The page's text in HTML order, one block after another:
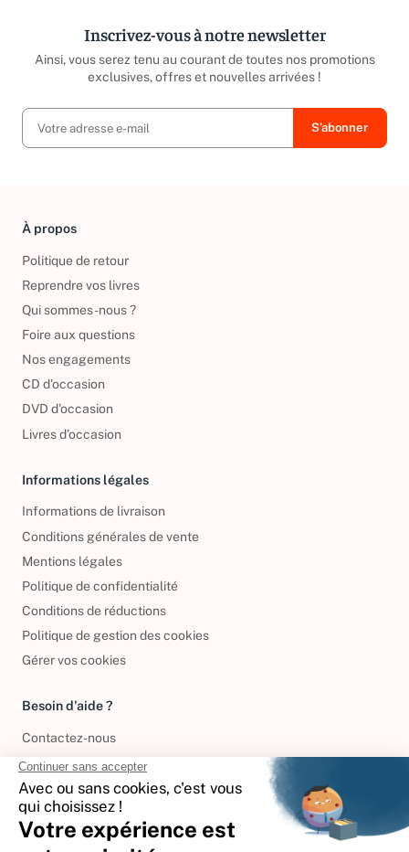
Inscrivez-vous à notre newsletter
Ainsi, vous serez tenu au courant de toutes nos promotions
exclusives, offres et nouvelles arrivées !
À propos
Politique de retour
Reprendre vos livres
Qui sommes-nous ?
Foire aux questions
Nos engagements
CD d'occasion
DVD d'occasion
Livres d’occasion
Informations légales
Informations de livraison
Conditions générales de vente
Mentions légales
Politique de confidentialité
Conditions de réductions
Politique de gestion des cookies
Gérer vos cookies
Besoin d'aide ?
Contactez-nous
International